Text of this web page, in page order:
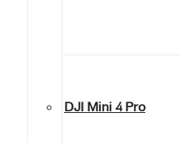
DJI Mini 4 Pro